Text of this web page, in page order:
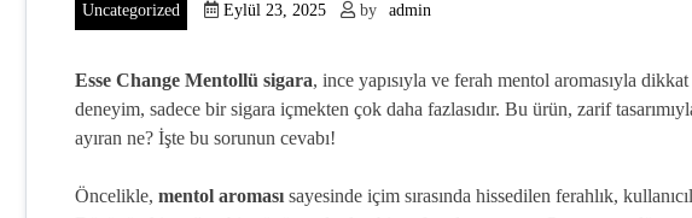
Uncategorized Eylül 23, 2025 by admin
Esse Change Mentollü sigara, ince yapısıyla ve ferah mentol aromasıyla
deneyim, sadece bir sigara içmekten çok daha fazlasıdır. Bu ürün, zarif
ayıran ne? İşte bu sorunun cevabı!
Öncelikle, mentol aroması sayesinde içim sırasında hissedilen ferahlık,